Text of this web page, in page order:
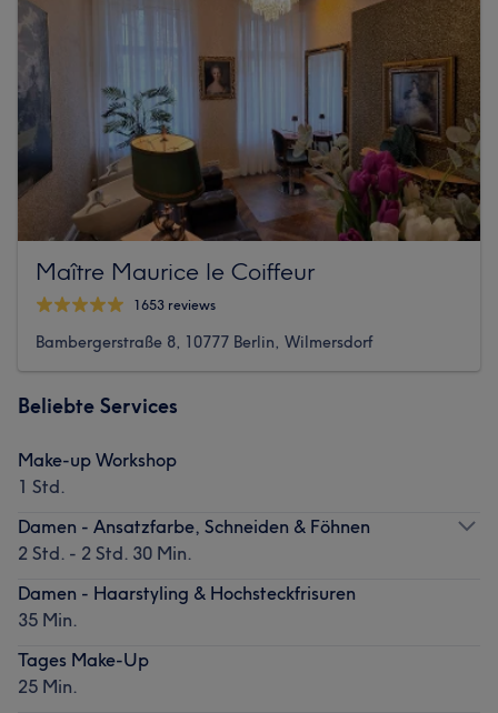
Maître Maurice le Coiffeur
1653 reviews
Bambergerstraße 8, 10777 Berlin, Wilmersdorf
Beliebte Services
Make-up Workshop
1 Std.
Damen - Ansatzfarbe, Schneiden & Föhnen
2 Std. - 2 Std. 30 Min.
Damen - Haarstyling & Hochsteckfrisuren
35 Min.
Tages Make-Up
25 Min.